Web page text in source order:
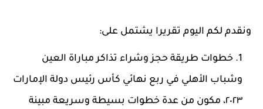
ونقدم لكم اليوم تقريرا يشتمل على:
خطوات طريقة حجز وشراء تذاكر مباراة العين
وشباب الأهلي في ربع نهائي كأس رئيس دولة الإمارات
٢٠٢٣، مكون من عدة خطوات بسيطة وسريعة مبينة